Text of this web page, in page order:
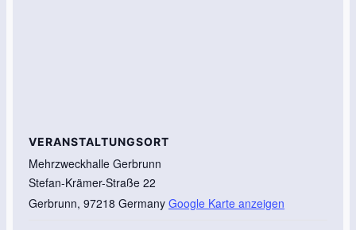
VERANSTALTUNGSORT
Mehrzweckhalle Gerbrunn
Stefan-Krämer-Straße 22
Gerbrunn, 97218 Germany Google Karte anzeigen